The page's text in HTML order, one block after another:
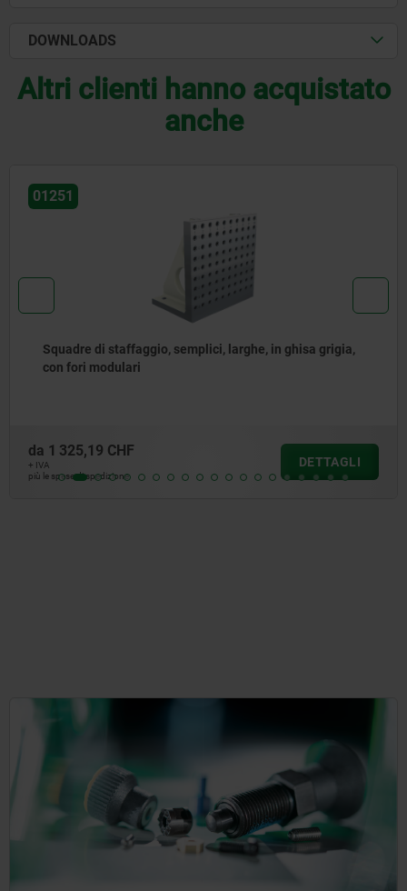
DOWNLOADS
Altri clienti hanno acquistato
anche
01265
Squadra, ghisa grigia, doppia, con cave a T
da 3 908,11 CHF
+ IVA
più le spese di spedizione
DETTAGLI